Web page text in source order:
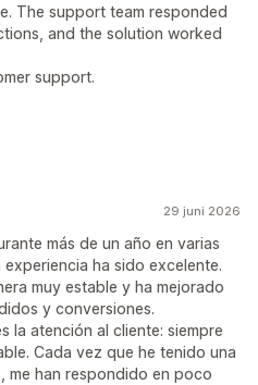
The support team responded
and the solution worked
support.
29 juni 2026
más de un año en varias
ha sido excelente.
muy estable y ha mejorado
y conversiones.
la atención al cliente: siempre
Cada vez que he tenido una
me han respondido en poco